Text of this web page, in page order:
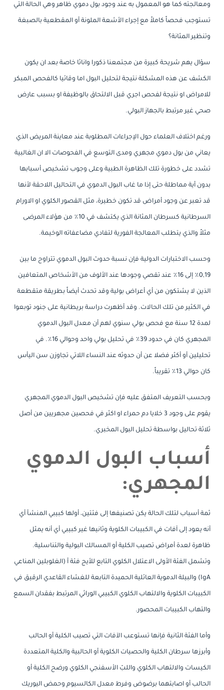
ومعالجته كما هو المعمول به عند وجود بول دموي ظاهر وهي الحالة التي
تستوجب فحصاً كاملاً مع إجراء الأشعة الملونة أو المقطعية بالصبغة
وتنظير المثانة؟
سؤال يهم شريحة كبيرة من مجتمعنا ذكورا واناثا خاصة بعد ان يكون
الكشف عن هذه المشكلة نتيجة لتحليل البول اما وقائيا كالفحص المبكر
للامراض او نتيجة لفحص اجري قبل الالتحاق بالوظيفة او بسبب عارض
صحي غير مرتبط بالجهاز البولي.
ورغم اختلاف العلماء حول الإجراءات المطلوبة عند معاينة المريض الذي
يعاني من بول دموي مجهري ومدى التوسع في الفحوصات الا ان الغالبية
تشدد على خطورة تلك الظاهرة الطبية وعلى وجوب تشخيص أسبابها
بدون أية مماطلة حتى إذا ما غاب البول الدموي في التحاليل اللاحقة لأنها
قد تعبر عن وجود أمراض قد تكون خطيرة، مثل القصور الكلوي او الاورام
السرطانية كسرطان المثانة الذي يكتشف في 10٪ من هؤلاء المرضى
مثلاً والذي يتطلب المعالجة الفورية لتفادي مضاعفاته الوخيمة.
وحسب الاختبارات الدولية فإن نسبة حدوث البول الدموي تتراوح ما بين
0,19٪ إلى 16٪ عند تقصي وجودها عند الألوف من الأشخاص المتعافين
الذين لا يشتكون من أي أعراض بولية وقد تحدث أيضاً بطريقة متقطعة
في الكثير من تلك الحالات. وقد أظهرت دراسة بريطانية على جنود توبعوا
لمدة 12 سنة مع فحص بولي سنوي لهم أن معدل البول الدموي
المجهري كان في حدود 39٪ في تحليل بولي واحد وحوالي 16٪. في
تحليلين أو أكثر فضلا عن أن حدوثه عند النساء اللاتي تجاوزن سن اليأس
كان حوالي 13٪ تقريباً.
وبحسب التعريف المتفق عليه فإن تشخيص البول الدموي المجهري
يقوم على وجود 3 خلايا دم حمراء او اكثر في فحصين مجهريين من أصل
ثلاثة تحاليل بواسطة تحليل البول المخبري.
أسباب البول الدموي
المجهري:
ثمة أسباب لتلك الحالة يكن تصنيفها إلى فئتين، أولها كبيبي المنشأ أي
أنه يعود إلى آفات في الكبيبات الكلوية وثانيها غير كبيبي أي أنه يمثل
ظاهرة لعدة أمراض تصيب الكلية أو المسالك البولية والتناسلية.
وتشمل الفئة الأولى الاعتلال الكلوي التابع للأيج فئة أ (الغلوبلين المناعي
IgA) والبيلة الدموية العائلية الحميدة التابعة للغشاء القاعدي الرقيق في
الكبيبات الكلوية والالتهاب الكلوي الكبيبي الوراثي المرتبط بفقدان السمع
والتهاب الكبيبات المحصور.
وأما الفئة الثانية فإنها تستوعب الآفات التي تصيب الكلية أو الحالب
وأبرزها سرطان الكلية والحصيات الكلوية أو الحالبية والكلية المتعددة
الكيسات والالتهاب الكلوي واللبّ الأسفنجي الكلوي ورضح الكلية أو
الحالب أو اصابتهما برضوض وفرط معدل الكالسيوم وحمض اليوريك